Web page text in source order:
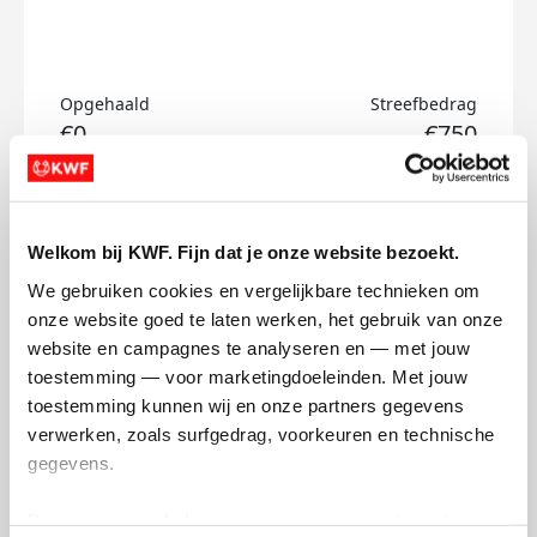
Welkom bij KWF. Fijn dat je onze website bezoekt.
We gebruiken cookies en vergelijkbare technieken om
onze website goed te laten werken, het gebruik van onze
website en campagnes te analyseren en — met jouw
toestemming — voor marketingdoeleinden. Met jouw
toestemming kunnen wij en onze partners gegevens
verwerken, zoals surfgedrag, voorkeuren en technische
gegevens.
Opgehaald
€0
Streefbedrag
€750
Doneer
Tim's badges